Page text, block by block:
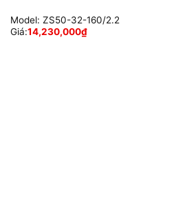
Model: ZS50-32-160/2.2
Giá:14,230,000₫